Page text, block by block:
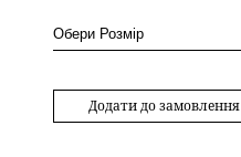
Додати до замовлення